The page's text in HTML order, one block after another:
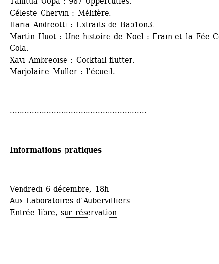
Céleste Chervin : Mélifère.
Ilaria Andreotti : Extraits de Bab1on3.
Martin Huot : Une histoire de Noël : Fraïn et la Fée
Cola.
Xavi Ambreoise : Cocktail flutter.
Marjolaine Muller : l’écueil.
........................................................
Informations pratiques
Vendredi 6 décembre, 18h
Aux Laboratoires d’Aubervilliers
Entrée libre, sur réservation